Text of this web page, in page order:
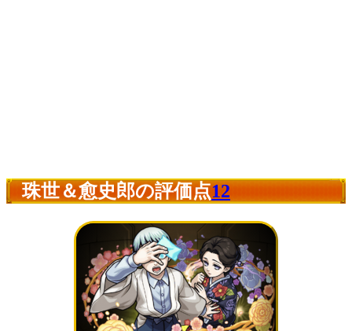
珠世＆愈史郎の評価点12